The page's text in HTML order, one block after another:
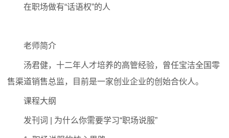
在职场做有“话语权”的人
老师简介
汤君健，十二年人才培养的高管经验，曾任宝洁全国零
售渠道销售总监，目前是一家创业企业的创始合伙人。
课程大纲
发刊词 | 为什么你需要学习“职场说服”